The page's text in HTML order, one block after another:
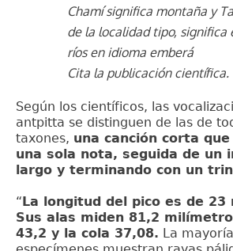
Chamí significa montaña y
de la localidad tipo, significa
ríos en idioma emberá
Cita la publicación científica.
Según los científicos, las
antpitta se distinguen de las de
taxones, una canción corta
una sola nota, seguida de un
largo y terminando con un
“ La longitud del pico es de
Sus alas miden 81,2
43,2 y la cola 37,08. La